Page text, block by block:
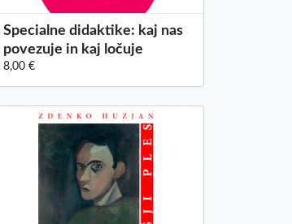
Specialne didaktike: kaj nas
povezuje in kaj ločuje
8,00 €